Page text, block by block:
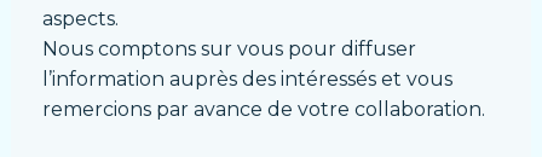
aspects.
Nous comptons sur vous pour diffuser
l’information auprès des intéressés et vous
remercions par avance de votre collaboration.